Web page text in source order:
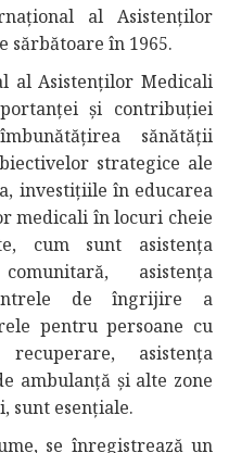
al Asistenților
sărbătoare în 1965.
al Asistenților Medicali
și contribuției
sănătății
strategice ale
investițiile în educarea
medicali în locuri cheie
cum sunt asistența
asistența
de îngrijire a
pentru persoane cu
asistența
ambulanță și alte zone
sunt esențiale.
se înregistrează un